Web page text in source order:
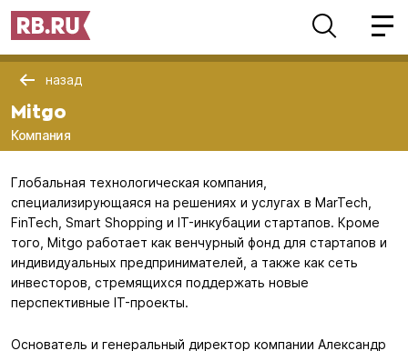
назад
Mitgo
Компания
Глобальная технологическая компания,
специализирующаяся на решениях и услугах в MarTech,
FinTech, Smart Shopping и IT-инкубации стартапов. Кроме
того, Mitgo работает как венчурный фонд для стартапов и
индивидуальных предпринимателей, а также как сеть
инвесторов, стремящихся поддержать новые
перспективные IT-проекты.
Основатель и генеральный директор компании Александр